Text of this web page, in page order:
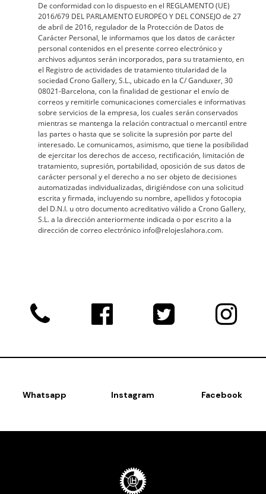
De conformidad con lo dispuesto en el REGLAMENTO (UE)
2016/679 DEL PARLAMENTO EUROPEO Y DEL CONSEJO de 27
de abril de 2016, regulador de la Protección de Datos de
Carácter Personal, le informamos que los datos de carácter
personal contenidos en el presente correo electrónico y
archivos adjuntos serán incorporados, para su tratamiento, en
el Registro de actividades de tratamiento titularidad de la
sociedad Crono Gallery, S.L., ubicado en la C/ Ganduxer, 30
08021-Barcelona, con la finalidad de gestionar el envío de
correos y remitirle comunicaciones comerciales e informativas
sobre servicios de la empresa, los cuales serán conservados
mientras se mantenga la relación contractual o mercantil entre
las partes o hasta que se solicite la supresión por parte del
interesado. Le comunicamos, asimismo, que tiene la posibilidad
de ejercitar los derechos de acceso, rectificación, limitación de
tratamiento, supresión, portabilidad, oposición de sus datos de
carácter personal y el derecho a no ser objeto de decisiones
automatizadas individualizadas, dirigiéndose con una solicitud
escrita y firmada, incluyendo su nombre, apellidos y fotocopia
del D.N.I. u otro documento acreditativo válido a Crono Gallery,
S.L. a la dirección anteriormente indicada o por escrito a la
dirección de correo electrónico info@relojeslahora.com.
Whatsapp Instagram Facebook